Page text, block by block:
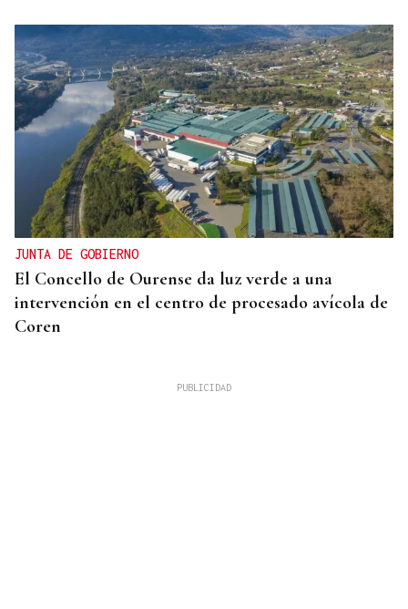
JUNTA DE GOBIERNO
El Concello de Ourense da luz verde a una
intervención en el centro de procesado avícola de
Coren